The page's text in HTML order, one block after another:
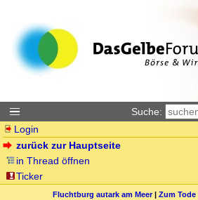
Suche:
Login
zurück zur Hauptseite
in Thread öffnen
Ticker
Fluchtburg autark am Meer| Zum